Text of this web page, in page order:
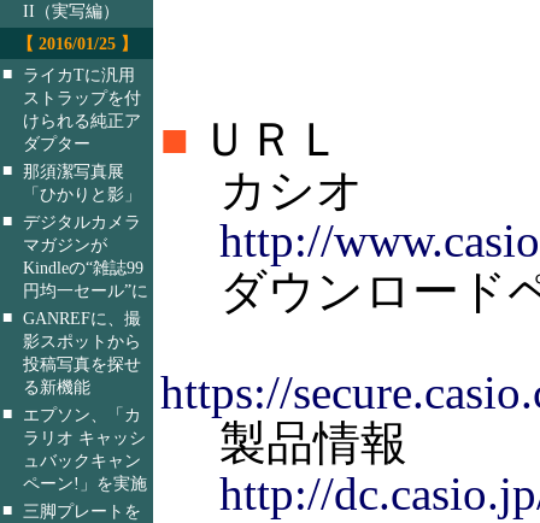
II（実写編）
【 2016/01/25 】
■
ライカTに汎用
ストラップを付
けられる純正ア
ダプター
■ 那須潔写真展
「ひかりと影」
■ デジタルカメラ
マガジンが
Kindleの“雑誌99
円均一セール”に
■ GANREFに、撮
影スポットから
投稿写真を探せ
る新機能
■
エプソン、「カ
ラリオ キャッシ
ュバックキャン
ペーン!」を実施
■ 三脚プレートを
■ ＵＲＬ
カシオ
http://
ダウンロード
https://
製品情報
http://